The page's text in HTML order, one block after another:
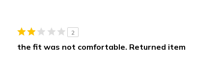
Melhores utilizações
2
the fit was not comfortable. Returned item